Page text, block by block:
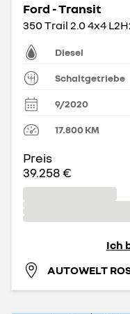
Ford - Transit
350 Trail 2.0 4x4
Diesel
Schaltgetriebe
9/2020
17.800KM
Preis
39.258 €
Ich
AUTOWELT